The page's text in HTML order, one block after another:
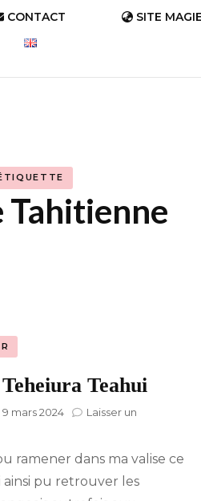
A-Z : Changer le
monde
(2019)
CONTACT SITE MAGIE
Tahitienne
Teahui
9 mars 2024
Laisser un
ramener dans ma valise ce
ainsi pu retrouver les